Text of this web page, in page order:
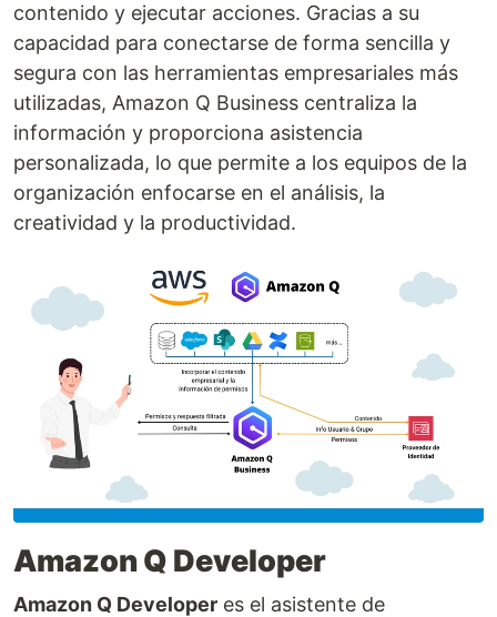
contenido y ejecutar acciones. Gracias a su
capacidad para conectarse de forma sencilla y
segura con las herramientas empresariales más
utilizadas, Amazon Q Business centraliza la
información y proporciona asistencia
personalizada, lo que permite a los equipos de la
organización enfocarse en el análisis, la
creatividad y la productividad.
Amazon Q Developer
Amazon Q Developer es el asistente de